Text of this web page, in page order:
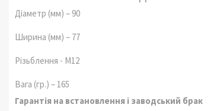
Діаметр (мм) – 90
Ширина (мм) – 77
Різьблення - М12
Вага (гр.) – 165
Гарантія на встановлення і заводський брак